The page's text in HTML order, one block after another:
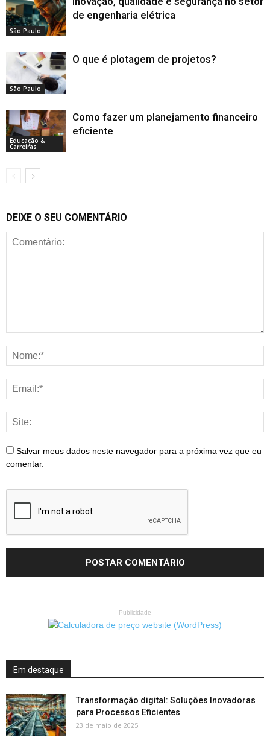
São Paulo
de engenharia elétrica
São Paulo
O que é plotagem de projetos?
Educação &
Carreiras
Como fazer um planejamento financeiro
eficiente
DEIXE O SEU COMENTÁRIO
Salvar meus dados neste navegador para a próxima vez que eu
comentar.
- Publicidade -
Em destaque
Transformação digital: Soluções Inovadoras
para Processos Eficientes
23 de maio de 2025